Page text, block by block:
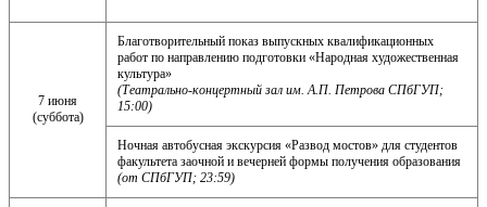
7 июня
(суббота)
Благотворительный показ выпускных квалификационных
работ по направлению подготовки «Народная художественная
культура»
(Театрально-концертный зал им. А.П. Петрова СПбГУП;
15:00)
Ночная автобусная экскурсия «Развод мостов» для студентов
факультета заочной и вечерней формы получения образования
(от СПбГУП; 23:59)